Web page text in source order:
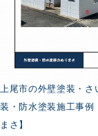
上尾市の外壁塗装・
装・防水塗装施工事
まさ】